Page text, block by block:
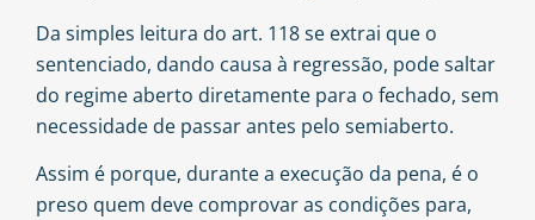
Da simples leitura do art. 118 se extrai que o
sentenciado, dando causa à regressão, pode saltar
do regime aberto diretamente para o fechado, sem
necessidade de passar antes pelo semiaberto.
Assim é porque, durante a execução da pena, é o
preso quem deve comprovar as condições para,